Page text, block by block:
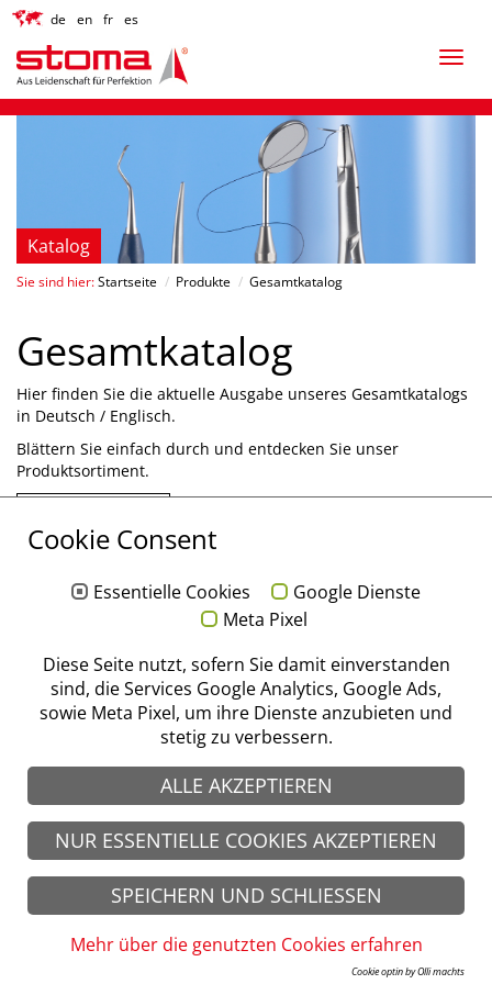
Katalog
Sie sind hier:Startseite / Produkte / Gesamtkatalog
Gesamtkatalog
Hier finden Sie die aktuelle Ausgabe unseres Gesamtkatalogs
in Deutsch / Englisch.
Blättern Sie einfach durch und entdecken Sie unser
Produktsortiment.
Stoma Blätterkatalog
© stoma 2026 Impressum | Datenschutz | AGB | AEB
Cookie Consent
Essentielle Cookies
Google Dienste
Meta Pixel
Diese Seite nutzt, sofern Sie damit einverstanden
sind, die Services Google Analytics, Google Ads,
sowie Meta Pixel, um ihre Dienste anzubieten und
stetig zu verbessern.
ALLE AKZEPTIEREN
NUR ESSENTIELLE COOKIES AKZEPTIEREN
SPEICHERN UND SCHLIESSEN
Mehr über die genutzten Cookies erfahren
Cookie optin by Olli machts
de en fr es